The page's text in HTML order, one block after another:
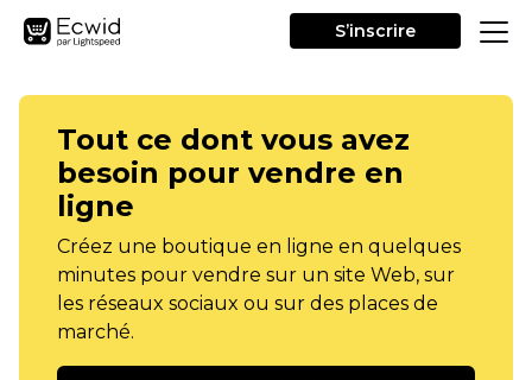
S’inscrire
Tout ce dont vous avez
besoin pour vendre en
ligne
Créez une boutique en ligne en quelques
minutes pour vendre sur un site Web, sur
les réseaux sociaux ou sur des places de
marché.